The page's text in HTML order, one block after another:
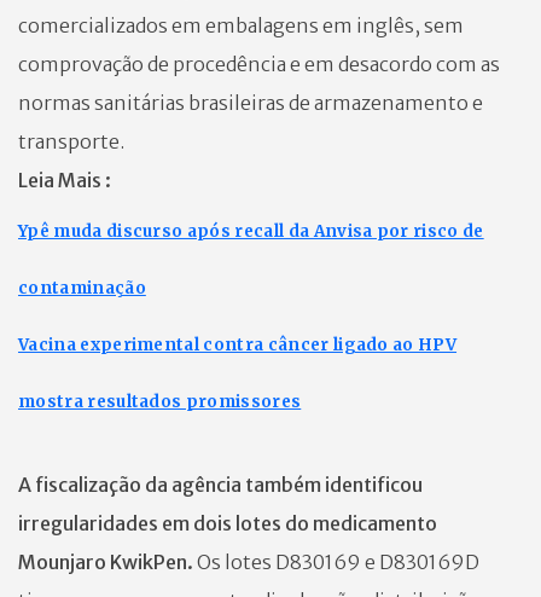
comercializados em embalagens em inglês, sem
comprovação de procedência e em desacordo com as
normas sanitárias brasileiras de armazenamento e
transporte.
Leia Mais :
Ypê muda discurso após recall da Anvisa por risco de
contaminação
Vacina experimental contra câncer ligado ao HPV
mostra resultados promissores
A fiscalização da agência também identificou
irregularidades em dois lotes do medicamento
Mounjaro KwikPen. Os lotes D830169 e D830169D